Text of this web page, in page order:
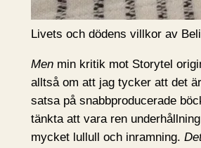
Livets och dödens villkor av
Menmin kritik mot Storytel
alltså om att jag tycker att det
satsa på snabbproducerade
tänkta att vara ren
mycket lullull och inramning.